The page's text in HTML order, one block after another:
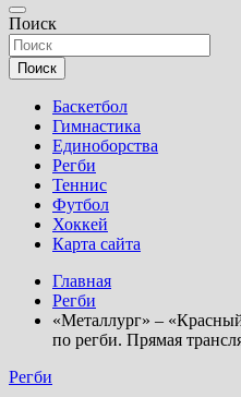
Поиск
Поиск
Баскетбол
Гимнастика
Единоборства
Регби
Теннис
Футбол
Хоккей
Карта сайта
Главная
Регби
«Металлург» –
по регби. Прямая
Регби